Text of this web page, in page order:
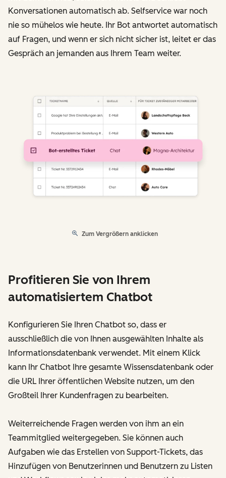
Konversationen automatisch ab. Selfservice war noch
nie so mühelos wie heute. Ihr Bot antwortet automatisch
auf Fragen, und wenn er sich nicht sicher ist, leitet er das
Gespräch an jemanden aus Ihrem Team weiter.
Zum Vergrößern anklicken
Profitieren Sie von Ihrem
automatisiertem Chatbot
Konfigurieren Sie Ihren Chatbot so, dass er
ausschließlich die von Ihnen ausgewählten Inhalte als
Informationsdatenbank verwendet. Mit einem Klick
kann Ihr Chatbot Ihre gesamte Wissensdatenbank oder
die URL Ihrer öffentlichen Website nutzen, um den
Großteil Ihrer Kundenfragen zu bearbeiten.
Weiterreichende Fragen werden von ihm an ein
Teammitglied weitergegeben. Sie können auch
Aufgaben wie das Erstellen von Support-Tickets, das
Hinzufügen von Benutzerinnen und Benutzern zu Listen